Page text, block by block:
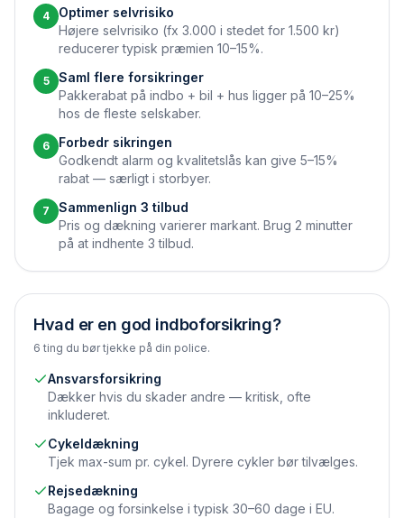
4
Optimer selvrisiko
Højere selvrisiko (fx 3.000 i stedet for 1.500 kr)
reducerer typisk præmien 10–15%.
5
Saml flere forsikringer
Pakkerabat på indbo + bil + hus ligger på 10–25%
hos de fleste selskaber.
6
Forbedr sikringen
Godkendt alarm og kvalitetslås kan give 5–15%
rabat — særligt i storbyer.
7
Sammenlign 3 tilbud
Pris og dækning varierer markant. Brug 2 minutter
på at indhente 3 tilbud.
Hvad er en god indboforsikring?
6 ting du bør tjekke på din police.
Ansvarsforsikring
Dækker hvis du skader andre — kritisk, ofte
inkluderet.
Cykeldækning
Tjek max-sum pr. cykel. Dyrere cykler bør tilvælges.
Rejsedækning
Bagage og forsinkelse i typisk 30–60 dage i EU.